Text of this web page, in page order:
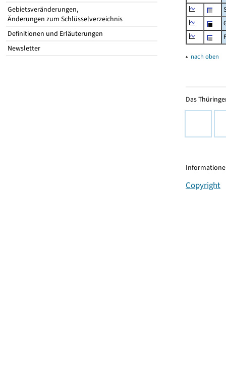
Gebietsveränderungen,
Änderungen zum Schlüsselverzeichnis
Definitionen und Erläuterungen
Newsletter
▴ nach oben
Das
Copyright